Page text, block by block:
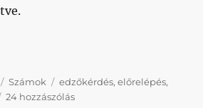
Kategória
Számok Címke
edzőkérdés,előrelépés,
24 hozzászólásAz